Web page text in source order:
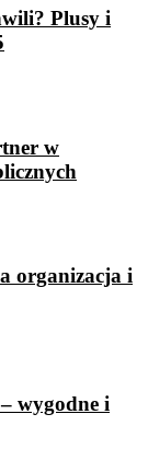
Plusy i
w
organizacja i
wygodne i